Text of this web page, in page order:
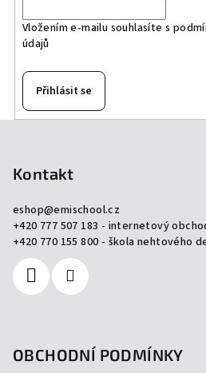
p
v
Vložením e-mailu souhlasíte s
údajů
Přihlásit se
Kontakt
eshop@emischool.cz
+420 777 507 183 - internetový
+420 770 155 800 - škola nehtového
OBCHODNÍ PODMÍNKY